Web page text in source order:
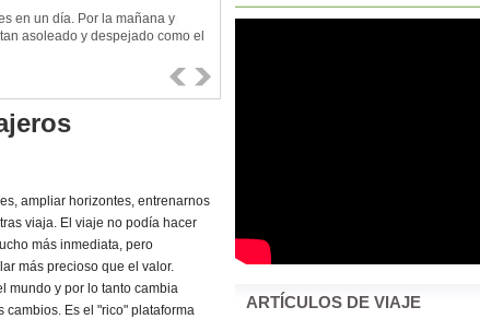
en un día. Por la mañana y
asoleado y despejado como el
ampliar horizontes, entrenarnos
viaja. El viaje no podía hacer
más inmediata, pero
más precioso que el valor.
mundo y por lo tanto cambia
cambios. Es el "rico" plataforma
ARTÍCULOS DE VIAJE